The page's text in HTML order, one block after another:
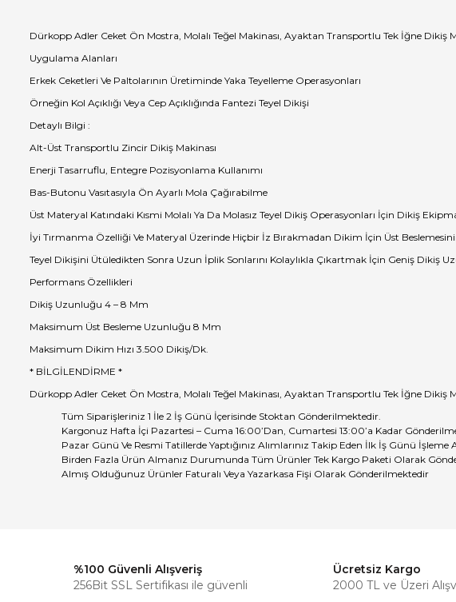
Dürkopp Adler Ceket Ön Mostra, Molalı Teğel Makinası, Ayaktan Transportlu Tek İğne Dikiş
Uygulama Alanları
Erkek Ceketleri Ve Paltolarının Üretiminde Yaka Teyelleme Operasyonları
Örneğin Kol Açıklığı Veya Cep Açıklığında Fantezi Teyel Dikişi
Detaylı Bilgi :
Alt-Üst Transportlu Zincir Dikiş Makinası
Enerji Tasarruflu, Entegre Pozisyonlama Kullanımı
Bas-Butonu Vasıtasıyla Ön Ayarlı Mola Çağırabilme
Üst Materyal Katındaki Kısmi Molalı Ya Da Molasız Teyel Dikiş Operasyonları İçin Dikiş
İyi Tırmanma Özelliği Ve Materyal Üzerinde Hiçbir İz Bırakmadan Dikim İçin Üst
Teyel Dikişini Ütüledikten Sonra Uzun İplik Sonlarını Kolaylıkla Çıkartmak İçin Geniş Dikiş
Performans Özellikleri
Dikiş Uzunluğu 4 – 8 Mm
Maksimum Üst Besleme Uzunluğu 8 Mm
Maksimum Dikim Hızı 3.500 Dikiş/Dk.
* BİLGİLENDİRME *
Dürkopp Adler Ceket Ön Mostra, Molalı Teğel Makinası, Ayaktan Transportlu Tek İğne Dikiş
Tüm Siparişleriniz 1 İle 2 İş Günü İçerisinde Stoktan Gönderilmektedir.
Kargonuz Hafta İçi Pazartesi – Cuma 16:00’Dan, Cumartesi 13:00’a Kadar
Pazar Günü Ve Resmi Tatillerde Yaptığınız Alımlarınız Takip Eden İlk İş Günü İşleme
Birden Fazla Ürün Almanız Durumunda Tüm Ürünler Tek Kargo Paketi Olarak
Almış Olduğunuz Ürünler Faturalı Veya Yazarkasa Fişi Olarak Gönderilmektedir
%100 Güvenli Alışveriş
256Bit SSL Sertifikası ile güvenli
Ücretsiz Kargo
2000 TL ve Üzeri